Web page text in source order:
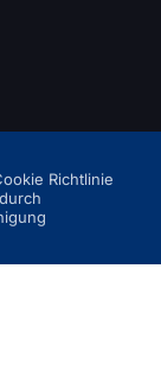
Richtlinie